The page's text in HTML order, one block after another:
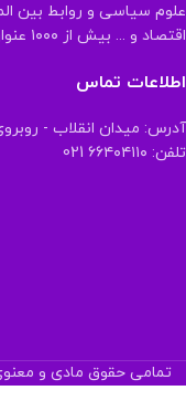
علوم سیاسی و روابط بین
اقتصاد و ... بیش از ۱۰۰۰ عنوان کتاب روانه بازار نشر کرده است .
اطلاعات تماس
آدرس: میدان انقلاب -
تلفن: ۶۶۴۰۴۱۱۰ 021
تمامی حقوق مادی و